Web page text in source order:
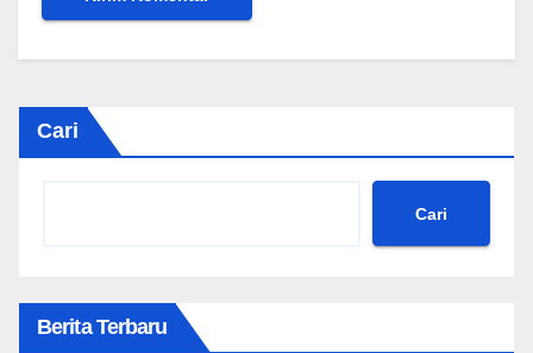
Cari
Cari
Berita Terbaru